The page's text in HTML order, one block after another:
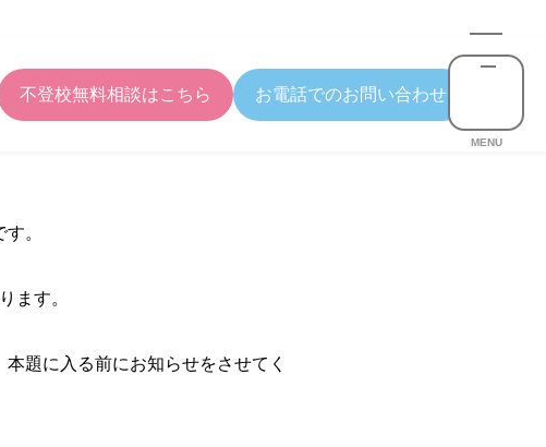
不登校無料相談はこちら お電話でのお問い合わせ
MENU
。
ます。
題に入る前にお知らせをさせてく